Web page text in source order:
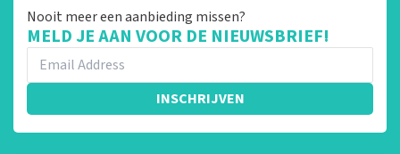
Nooit meer een aanbieding missen?
MELD JE AAN VOOR DE NIEUWSBRIEF!
INSCHRIJVEN